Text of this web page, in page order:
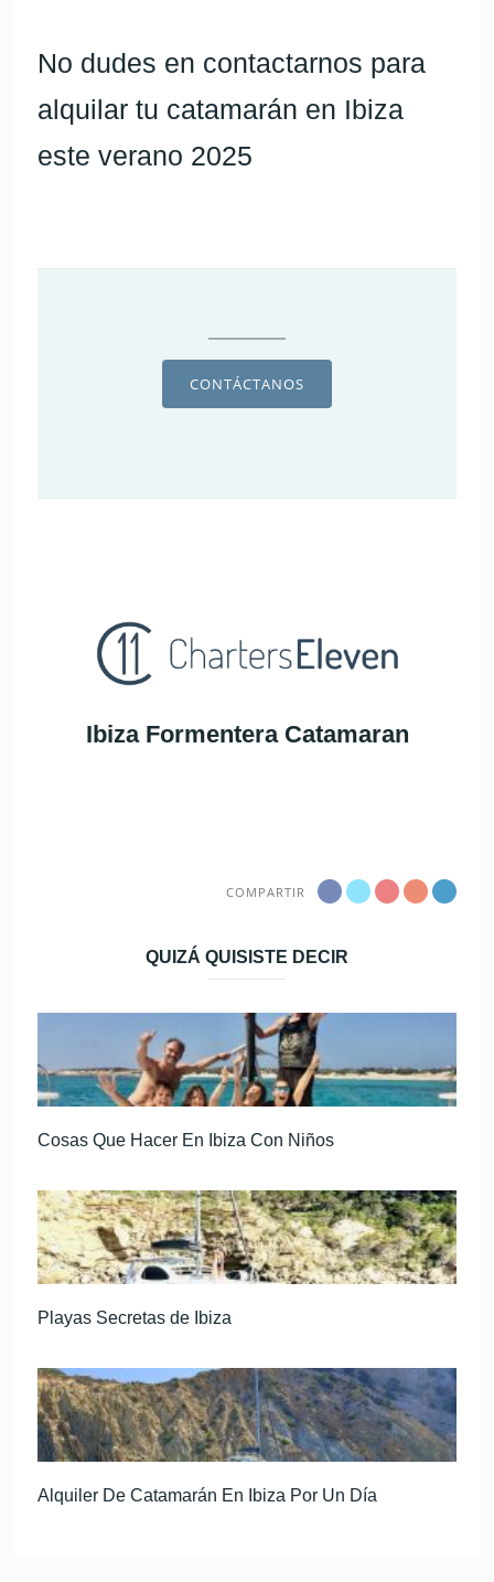
No dudes en contactarnos para
alquilar tu catamarán en Ibiza
este verano 2025
CONTÁCTANOS
Ibiza Formentera Catamaran
COMPARTIR
QUIZÁ QUISISTE DECIR
Cosas Que Hacer En Ibiza Con Niños
Playas Secretas de Ibiza
Alquiler De Catamarán En Ibiza Por Un Día